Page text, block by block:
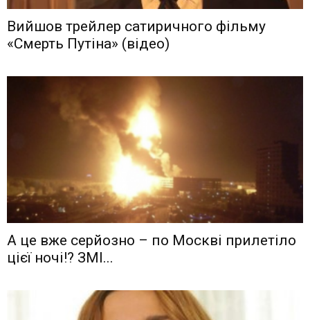
Вийшов трейлер сатиричного фільму
«Смерть Путіна» (відео)
А це вже серйозно – по Москві прилетіло
цієї ночі!? ЗМІ...